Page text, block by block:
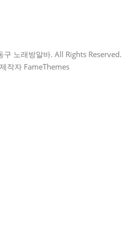
노래방알바. All Rights Reserved.
제작자 FameThemes